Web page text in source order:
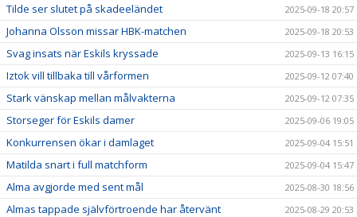
Tilde ser slutet på skadeeländet 2025-09-18 20:57
Johanna Olsson missar HBK-matchen 2025-09-18 20:53
Svag insats när Eskils kryssade 2025-09-13 16:15
Iztok vill tillbaka till vårformen 2025-09-12 07:40
Stark vänskap mellan målvakterna 2025-09-12 07:35
Storseger för Eskils damer 2025-09-06 19:05
Konkurrensen ökar i damlaget 2025-09-04 15:51
Matilda snart i full matchform 2025-09-04 15:47
Alma avgjorde med sent mål 2025-08-30 18:56
Almas tappade självförtroende har återvänt 2025-08-29 20:53